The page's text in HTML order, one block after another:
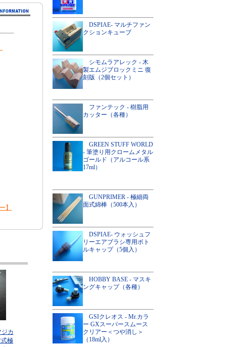
カ
式極
DSPIAE- マルチファン
クションキューブ
シモムラアレック - 木
製エムジブロックミニ 復
刻版（2個セット）
ファンテック - 樹脂用
カッター（各種）
GREEN STUFF WORLD
- 筆塗り用クロームメタル
ゴールド（アルコール系
17ml）
GUNPRIMER - 極細両
面式綿棒（500本入）
DSPIAE- ウォッシュフ
リーエアブラシ専用ボト
ルキャップ（5個入）
HOBBY BASE - マスキ
ングキャップ（各種）
GSIクレオス - Mr.カラ
ー GXスーパースムース
クリアー＜つや消し＞
（18ml入）